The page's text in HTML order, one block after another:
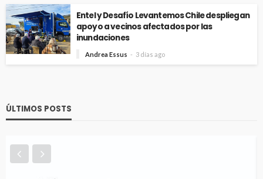
Entel y Desafío Levantemos Chile despliegan
apoyo a vecinos afectados por las
inundaciones
Andrea Essus 3 días ago
ÚLTIMOS POSTS